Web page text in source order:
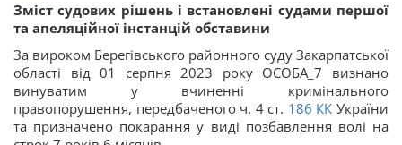
Зміст судових рішень і встановлені судами першої
та апеляційної інстанцій обставини
За вироком Берегівського районного суду Закарпатської
області від 01 серпня 2023 року ОСОБА_7 визнано
винуватим у вчиненні кримінального
правопорушення, передбаченого ч. 4 ст. 186 КК України
та призначено покарання у виді позбавлення волі на